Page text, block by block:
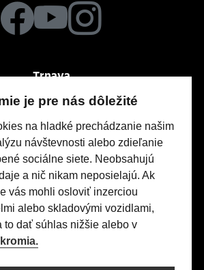
Trnava
Modely Opel
je pre nás dôležité
na hladké prechádzanie našim
návštevnosti alebo zdieľanie
sociálne siete. Neobsahujú
a nič nikam neposielajú. Ak
vás mohli osloviť inzerciou
alebo skladovými vozidlami,
to dať súhlas nižšie alebo v